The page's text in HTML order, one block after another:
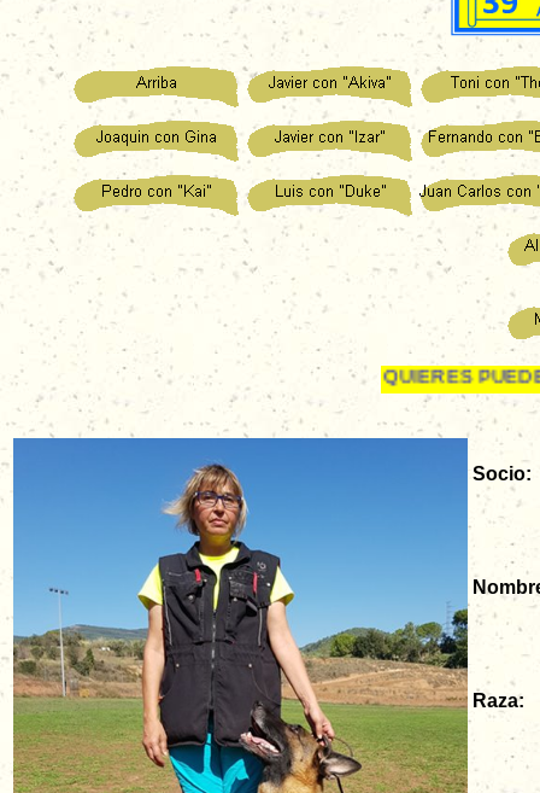
SI QUIERES PUEDES
Socio:
Raza: